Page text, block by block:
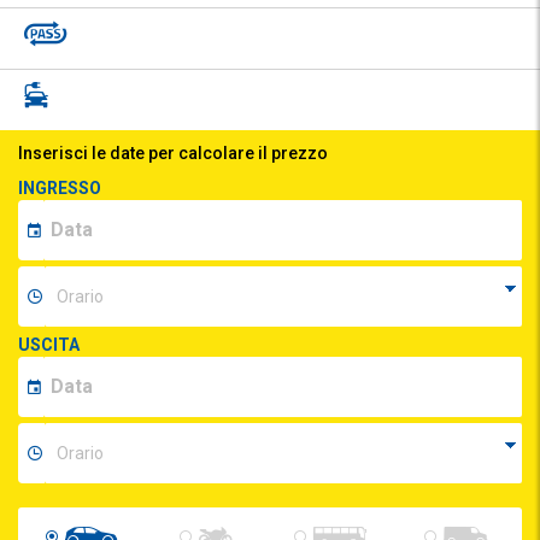
Inserisci le date per calcolare il prezzo
INGRESSO
USCITA